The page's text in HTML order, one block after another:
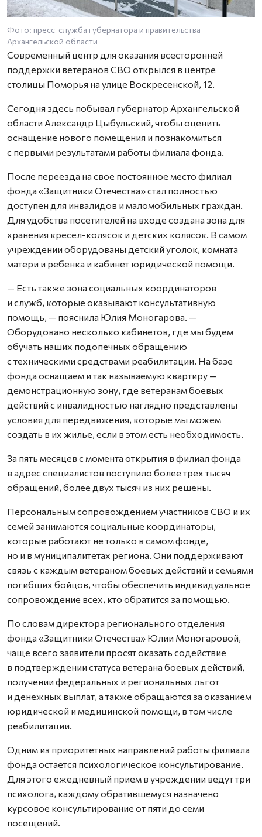
Фото: пресс-служба губернатора и правительства
Архангельской области
Современный центр для оказания всесторонней
поддержки ветеранов СВО открылся в центре
столицы Поморья на улице Воскресенской, 12.
Сегодня здесь побывал губернатор Архангельской
области Александр Цыбульский, чтобы оценить
оснащение нового помещения и познакомиться
с первыми результатами работы филиала фонда.
После переезда на свое постоянное место филиал
фонда «Защитники Отечества» стал полностью
доступен для инвалидов и маломобильных граждан.
Для удобства посетителей на входе создана зона для
хранения кресел-колясок и детских колясок. В самом
учреждении оборудованы детский уголок, комната
матери и ребенка и кабинет юридической помощи.
— Есть также зона социальных координаторов
и служб, которые оказывают консультативную
помощь, — пояснила Юлия Моногарова. —
Оборудовано несколько кабинетов, где мы будем
обучать наших подопечных обращению
с техническими средствами реабилитации. На базе
фонда оснащаем и так называемую квартиру —
демонстрационную зону, где ветеранам боевых
действий с инвалидностью наглядно представлены
условия для передвижения, которые мы можем
создать в их жилье, если в этом есть необходимость.
За пять месяцев с момента открытия в филиал фонда
в адрес специалистов поступило более трех тысяч
обращений, более двух тысяч из них решены.
Персональным сопровождением участников СВО и их
семей занимаются социальные координаторы,
которые работают не только в самом фонде,
но и в муниципалитетах региона. Они поддерживают
связь с каждым ветераном боевых действий и семьями
погибших бойцов, чтобы обеспечить индивидуальное
сопровождение всех, кто обратится за помощью.
По словам директора регионального отделения
фонда «Защитники Отечества» Юлии Моногаровой,
чаще всего заявители просят оказать содействие
в подтверждении статуса ветерана боевых действий,
получении федеральных и региональных льгот
и денежных выплат, а также обращаются за оказанием
юридической и медицинской помощи, в том числе
реабилитации.
Одним из приоритетных направлений работы филиала
фонда остается психологическое консультирование.
Для этого ежедневный прием в учреждении ведут три
психолога, каждому обратившемуся назначено
курсовое консультирование от пяти до семи
посещений.